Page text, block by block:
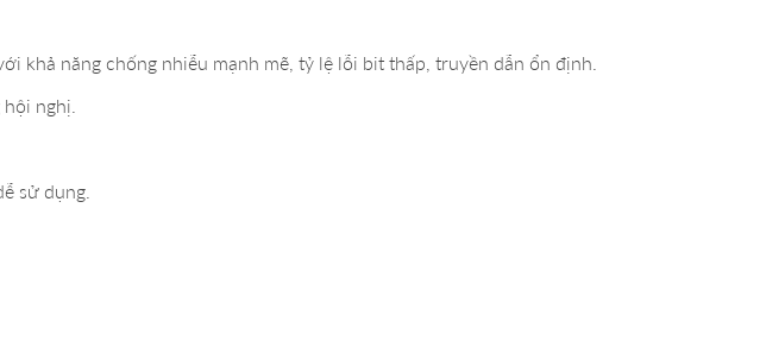
khả năng chống nhiễu mạnh mẽ, tỷ lệ lỗi bit thấp, truyền dẫn ổn định.
nghị.
sử dụng.